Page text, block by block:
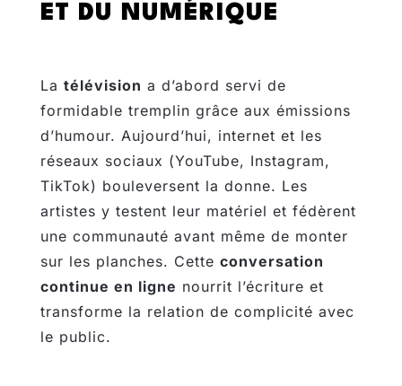
ET DU NUMÉRIQUE
La télévision a d’abord servi de
formidable tremplin grâce aux émissions
d’humour. Aujourd’hui, internet et les
réseaux sociaux (YouTube, Instagram,
TikTok) bouleversent la donne. Les
artistes y testent leur matériel et fédèrent
une communauté avant même de monter
sur les planches. Cette conversation
continue en ligne nourrit l’écriture et
transforme la relation de complicité avec
le public.